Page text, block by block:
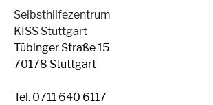
Selbsthilfezentrum
KISS Stuttgart
Tübinger Straße 15
70178 Stuttgart
Tel. 0711 640 6117